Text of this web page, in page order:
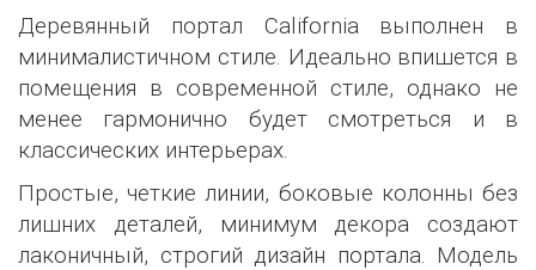
Деревянный портал California выполнен в
минималистичном стиле. Идеально впишется в
помещения в современной стиле, однако не
менее гармонично будет смотреться и в
классических интерьерах.
Простые, четкие линии, боковые колонны без
лишних деталей, минимум декора создают
лаконичный, строгий дизайн портала. Модель